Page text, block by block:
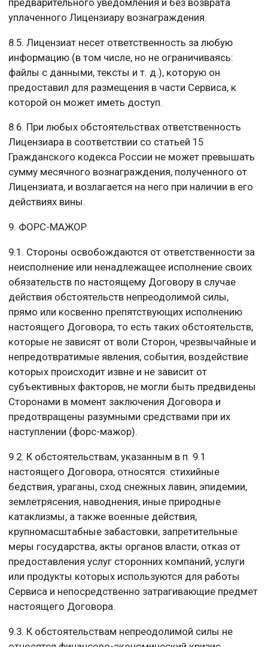
уплаченного Лицензиару вознаграждения.
8.5. Лицензиат несет ответственность за любую
информацию (в том числе, но не ограничиваясь:
файлы с данными, тексты и т. д.), которую он
предоставил для размещения в части Сервиса, к
которой он может иметь доступ.
8.6. При любых обстоятельствах ответственность
Лицензиара в соответствии со статьей 15
Гражданского кодекса России не может превышать
сумму месячного вознаграждения, полученного от
Лицензиата, и возлагается на него при наличии в его
действиях вины.
9. ФОРС-МАЖОР
9.1. Стороны освобождаются от ответственности за
неисполнение или ненадлежащее исполнение своих
обязательств по настоящему Договору в случае
действия обстоятельств непреодолимой силы,
прямо или косвенно препятствующих исполнению
настоящего Договора, то есть таких обстоятельств,
которые не зависят от воли Сторон, чрезвычайные и
непредотвратимые явления, события, воздействие
которых происходит извне и не зависит от
субъективных факторов, не могли быть предвидены
Сторонами в момент заключения Договора и
предотвращены разумными средствами при их
наступлении (форс-мажор).
9.2. К обстоятельствам, указанным в п. 9.1
настоящего Договора, относятся: стихийные
бедствия, ураганы, сход снежных лавин, эпидемии,
землетрясения, наводнения, иные природные
катаклизмы, а также военные действия,
крупномасштабные забастовки, запретительные
меры государства, акты органов власти, отказ от
предоставления услуг сторонних компаний, услуги
или продукты которых используются для работы
Сервиса и непосредственно затрагивающие предмет
настоящего Договора.
9.3. К обстоятельствам непреодолимой силы не